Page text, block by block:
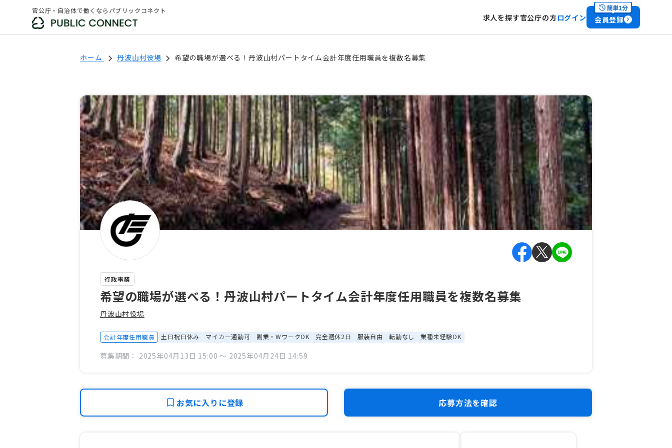
官公庁・自治体で働くならパブリックコネクト
求人を探す官公庁の方ログイン 会員登録
ホーム 丹波山村役場 希望の職場が選べる！丹波山村パートタイム会計年度任用職員を複数名募集
行政事務
希望の職場が選べる！丹波山村パートタイム会計年度任用職員を複数名募集
丹波山村役場
会計年度任用職員 土日祝日休み マイカー通勤可 副業・WワークOK 完全週休2日 服装自由 転勤なし 業種未経験OK
募集期間： 2025年04月13日 15:00 〜 2025年04月24日 14:59
応募方法を確認
お気に入りに登録